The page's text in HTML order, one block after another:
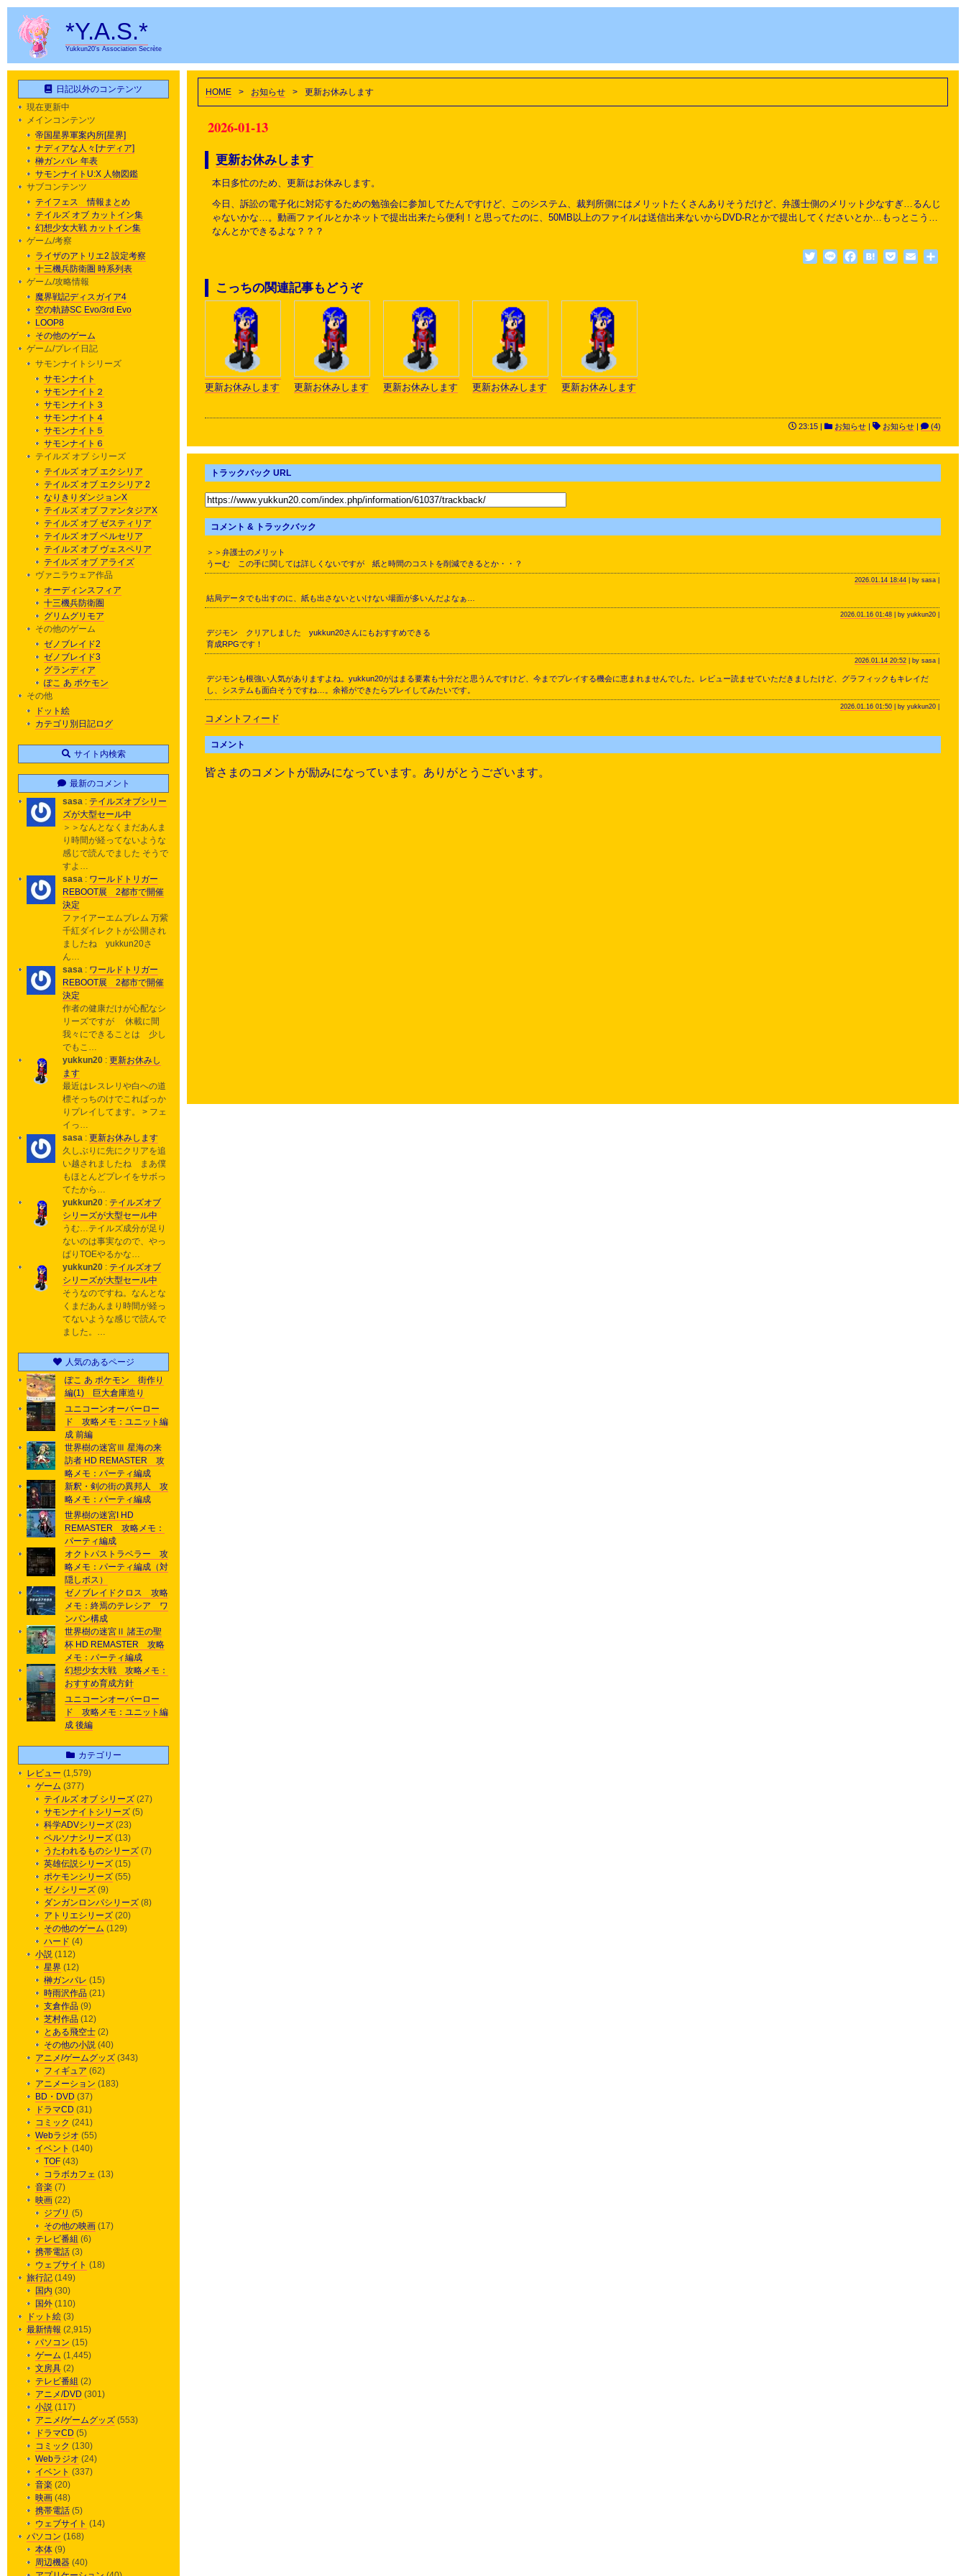
*Y.A.S.*
Yukkun20's Association Secrète
HOME > お知らせ > 更新お休みします
2026-01-13
更新お休みします
本日多忙のため、更新はお休みします。
今日、訴訟の電子化に対応するための勉強会に参加してたんですけど、このシステム、裁判所側にはメリットたくさんありそうだけど、弁護士側のメリット少なすぎ…るんじ
ゃないかな…。動画ファイルとかネットで提出出来たら便利！と思ってたのに、50MB以上のファイルは送信出来ないからDVD-Rとかで提出してくださいとか…もっとこう…
なんとかできるよな？？？
TwitterLine Facebook
HatenaPocketEmail
こっちの関連記事もどうぞ
更新お休みします 更新お休みします 更新お休みします 更新お休みします 更新お休みします
23:15 | お知らせ お知らせ (4)
トラックバック URL
コメント & トラックバック
＞＞弁護士のメリット
うーむ この手に関しては詳しくないですが 紙と時間のコストを削減できるとか・・？
2026.01.14 18:44 | by sasa |
結局データでも出すのに、紙も出さないといけない場面が多いんだよなぁ…
2026.01.16 01:48 | by yukkun20 |
デジモン クリアしました yukkun20さんにもおすすめできる
育成RPGです！
2026.01.14 20:52 | by sasa |
デジモンも根強い人気がありますよね。yukkun20がはまる要素も十分だと思うんですけど、今までプレイする機会に恵まれませんでした。レビュー読ませていただきましたけど、グラフィックもキレイだ
し、システムも面白そうですね…。余裕ができたらプレイしてみたいです。
2026.01.16 01:50 | by yukkun20 |
コメントフィード
コメント
皆さまのコメントが励みになっています。ありがとうございます。
日記以外のコンテンツ
現在更新中
メインコンテンツ
帝国星界軍案内所[星界]
ナディアな人々[ナディア]
榊ガンパレ 年表
サモンナイトU:X 人物図鑑
サブコンテンツ
テイフェス 情報まとめ
テイルズ オブ カットイン集
幻想少女大戦 カットイン集
ゲーム/考察
ライザのアトリエ2 設定考察
十三機兵防衛圏 時系列表
ゲーム/攻略情報
魔界戦記ディスガイア4
空の軌跡SC Evo/3rd Evo
LOOP8
その他のゲーム
ゲーム/プレイ日記
サモンナイトシリーズ
サモンナイト
サモンナイト２
サモンナイト３
サモンナイト４
サモンナイト５
サモンナイト６
テイルズ オブ シリーズ
テイルズ オブ エクシリア
テイルズ オブ エクシリア 2
なりきりダンジョンX
テイルズ オブ ファンタジアX
テイルズ オブ ゼスティリア
テイルズ オブ ベルセリア
テイルズ オブ ヴェスペリア
テイルズ オブ アライズ
ヴァニラウェア作品
オーディンスフィア
十三機兵防衛圏
グリムグリモア
その他のゲーム
ゼノブレイド2
ゼノブレイド3
グランディア
ぽこ あ ポケモン
その他
ドット絵
カテゴリ別日記ログ
サイト内検索
最新のコメント
sasa : テイルズオブシリー
ズが大型セール中
＞＞なんとなくまだあんま
り時間が経ってないような
感じで読んでました そうで
すよ…
sasa : ワールドトリガー
REBOOT展 2都市で開催
決定
ファイアーエムブレム 万紫
千紅ダイレクトが公開され
ましたね yukkun20さ
ん…
sasa : ワールドトリガー
REBOOT展 2都市で開催
決定
作者の健康だけが心配なシ
リーズですが 休載に間
我々にできることは 少し
でもこ…
yukkun20 : 更新お休みし
ます
最近はレスレリや白への道
標そっちのけでこればっか
りプレイしてます。 > フェ
イっ…
sasa : 更新お休みします
久しぶりに先にクリアを追
い越されましたね まあ僕
もほとんどプレイをサボっ
てたから…
yukkun20 : テイルズオブ
シリーズが大型セール中
うむ…テイルズ成分が足り
ないのは事実なので、やっ
ぱりTOEやるかな…
yukkun20 : テイルズオブ
シリーズが大型セール中
そうなのですね。なんとな
くまだあんまり時間が経っ
てないような感じで読んで
ました。…
人気のあるページ
ぽこ あ ポケモン 街作り
編(1) 巨大倉庫造り
ユニコーンオーバーロー
ド 攻略メモ：ユニット編
成 前編
世界樹の迷宮Ⅲ 星海の来
訪者 HD REMASTER 攻
略メモ：パーティ編成
新釈・剣の街の異邦人 攻
略メモ：パーティ編成
世界樹の迷宮I HD
REMASTER 攻略メモ：
パーティ編成
オクトパストラベラー 攻
略メモ：パーティ編成（対
隠しボス）
ゼノブレイドクロス 攻略
メモ：終焉のテレシア ワ
ンパン構成
世界樹の迷宮Ⅱ 諸王の聖
杯 HD REMASTER 攻略
メモ：パーティ編成
幻想少女大戦 攻略メモ：
おすすめ育成方針
ユニコーンオーバーロー
ド 攻略メモ：ユニット編
成 後編
カテゴリー
レビュー (1,579)
ゲーム (377)
テイルズ オブ シリーズ (27)
サモンナイトシリーズ (5)
科学ADVシリーズ (23)
ペルソナシリーズ (13)
うたわれるものシリーズ (7)
英雄伝説シリーズ (15)
ポケモンシリーズ (55)
ゼノシリーズ (9)
ダンガンロンパシリーズ (8)
アトリエシリーズ (20)
その他のゲーム (129)
ハード (4)
小説 (112)
星界 (12)
榊ガンパレ (15)
時雨沢作品 (21)
支倉作品 (9)
芝村作品 (12)
とある飛空士 (2)
その他の小説 (40)
アニメ/ゲームグッズ (343)
フィギュア (62)
アニメーション (183)
BD・DVD (37)
ドラマCD (31)
コミック (241)
Webラジオ (55)
イベント (140)
TOF (43)
コラボカフェ (13)
音楽 (7)
映画 (22)
ジブリ (5)
その他の映画 (17)
テレビ番組 (6)
携帯電話 (3)
ウェブサイト (18)
旅行記 (149)
国内 (30)
国外 (110)
ドット絵 (3)
最新情報 (2,915)
パソコン (15)
ゲーム (1,445)
文房具 (2)
テレビ番組 (2)
アニメ/DVD (301)
小説 (117)
アニメ/ゲームグッズ (553)
ドラマCD (5)
コミック (130)
Webラジオ (24)
イベント (337)
音楽 (20)
映画 (48)
携帯電話 (5)
ウェブサイト (14)
パソコン (168)
本体 (9)
周辺機器 (40)